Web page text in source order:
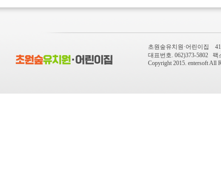
초원숲유치원·어린이집
대표번호. 062)373-5802 팩
Copyright 2015. entersoftAll